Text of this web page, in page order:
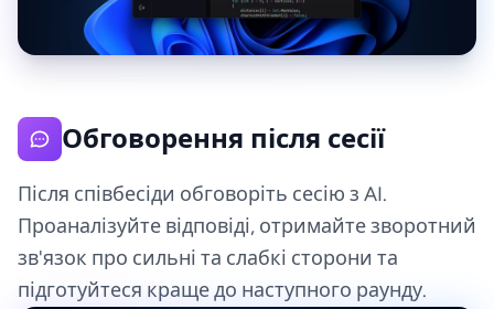
Обговорення після сесії
Після співбесіди обговоріть сесію з AI.
Проаналізуйте відповіді, отримайте зворотний
зв'язок про сильні та слабкі сторони та
підготуйтеся краще до наступного раунду.